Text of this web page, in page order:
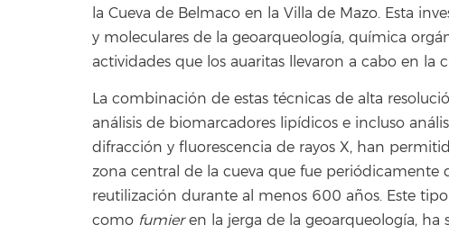
la Cueva de Belmaco en la Villa de Mazo. Esta
y moleculares de la geoarqueología, química
actividades que los auaritas llevaron a cabo en la
La combinación de estas técnicas de alta
análisis de biomarcadores lipídicos e incluso
difracción y fluorescencia de rayos X, han
zona central de la cueva que fue periódicamente
reutilización durante al menos 600 años. Este
como fumieren la jerga de la geoarqueología, ha